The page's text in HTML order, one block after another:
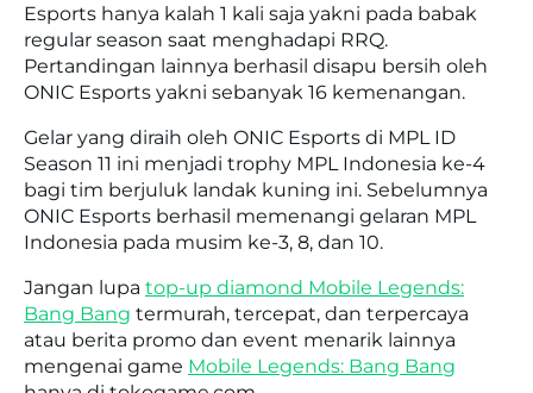
Esports hanya kalah 1 kali saja yakni pada babak
regular season saat menghadapi RRQ.
Pertandingan lainnya berhasil disapu bersih oleh
ONIC Esports yakni sebanyak 16 kemenangan.
Gelar yang diraih oleh ONIC Esports di MPL ID
Season 11 ini menjadi trophy MPL Indonesia ke-4
bagi tim berjuluk landak kuning ini. Sebelumnya
ONIC Esports berhasil memenangi gelaran MPL
Indonesia pada musim ke-3, 8, dan 10.
Jangan lupa top-up diamond Mobile Legends:
Bang Bang termurah, tercepat, dan terpercaya
atau berita promo dan event menarik lainnya
mengenai game Mobile Legends: Bang Bang